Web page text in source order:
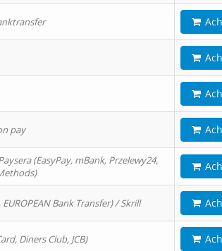
pay
(EasyPay, mBank, Przelewy24,
Bank Transfer) / Skrill
Diners Club, JCB)